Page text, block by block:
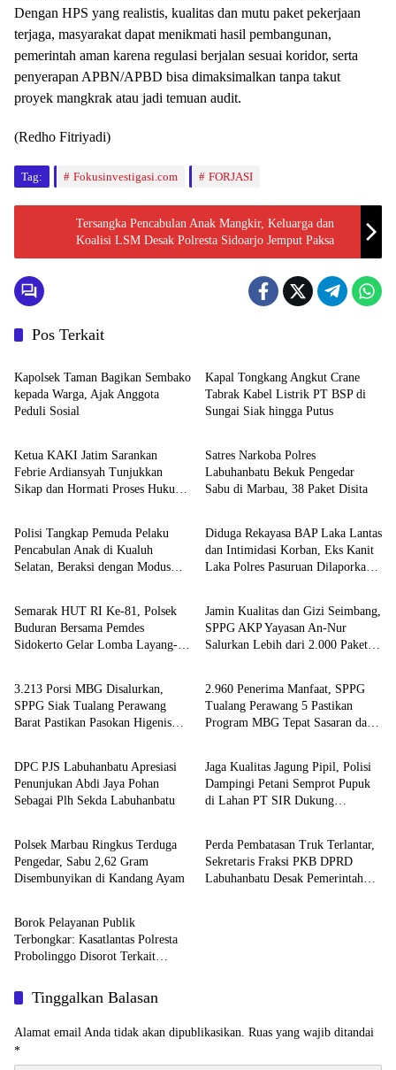
Dengan HPS yang realistis, kualitas dan mutu paket pekerjaan
terjaga, masyarakat dapat menikmati hasil pembangunan,
pemerintah aman karena regulasi berjalan sesuai koridor, serta
penyerapan APBN/APBD bisa dimaksimalkan tanpa takut
proyek mangkrak atau jadi temuan audit.
(Redho Fitriyadi)
Tag: Fokusinvestigasi.com FORJASI
Tersangka Pencabulan Anak Mangkir, Keluarga dan
Koalisi LSM Desak Polresta Sidoarjo Jemput Paksa
Pos Terkait
Berita
Kapolsek Taman Bagikan Sembako
kepada Warga, Ajak Anggota
Peduli Sosial
Kapal Tongkang Angkut Crane
Tabrak Kabel Listrik PT BSP di
Sungai Siak hingga Putus
Berita
Ketua KAKI Jatim Sarankan
Febrie Ardiansyah Tunjukkan
Sikap dan Hormati Proses Hukum,
Berita
Satres Narkoba Polres
Labuhanbatu Bekuk Pengedar
Sabu di Marbau, 38 Paket Disita
Berita
Polisi Tangkap Pemuda Pelaku
Pencabulan Anak di Kualuh
Selatan, Beraksi dengan Modus
Berita
Diduga Rekayasa BAP Laka Lantas
dan Intimidasi Korban, Eks Kanit
Laka Polres Pasuruan Dilaporkan
Berita
Semarak HUT RI Ke-81, Polsek
Buduran Bersama Pemdes
Sidokerto Gelar Lomba Layang-
Berita
Jamin Kualitas dan Gizi Seimbang,
SPPG AKP Yayasan An-Nur
Salurkan Lebih dari 2.000 Paket
Berita
3.213 Porsi MBG Disalurkan,
SPPG Siak Tualang Perawang
Barat Pastikan Pasokan Higenis
Berita
2.960 Penerima Manfaat, SPPG
Tualang Perawang 5 Pastikan
Program MBG Tepat Sasaran dan
Berita
DPC PJS Labuhanbatu Apresiasi
Penunjukan Abdi Jaya Pohan
Sebagai Plh Sekda Labuhanbatu
Berita
Jaga Kualitas Jagung Pipil, Polisi
Dampingi Petani Semprot Pupuk
di Lahan PT SIR Dukung
Berita
Polsek Marbau Ringkus Terduga
Pengedar, Sabu 2,62 Gram
Disembunyikan di Kandang Ayam
Berita
Perda Pembatasan Truk Terlantar,
Sekretaris Fraksi PKB DPRD
Labuhanbatu Desak Pemerintah
Berita
Borok Pelayanan Publik
Terbongkar: Kasatlantas Polresta
Probolinggo Disorot Terkait
Tinggalkan Balasan
Alamat email Anda tidak akan dipublikasikan. Ruas yang wajib ditandai
*